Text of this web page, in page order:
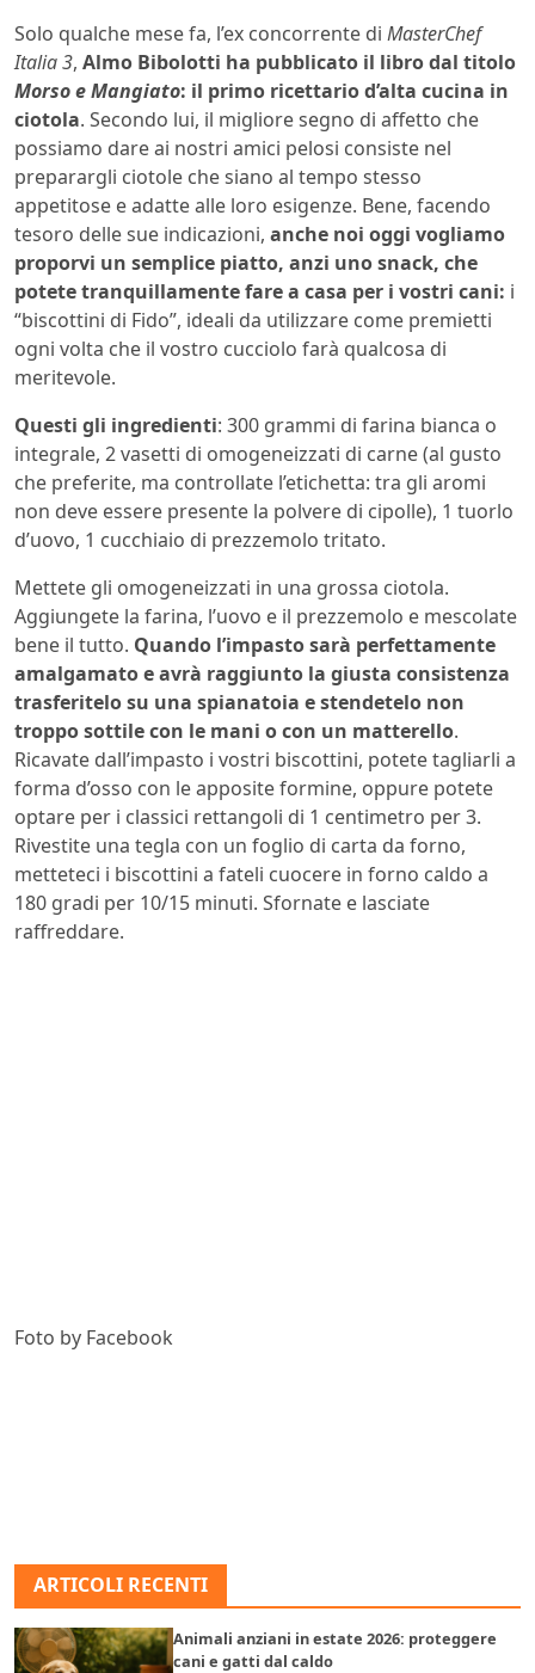
Solo qualche mese fa, l’ex concorrente di MasterChef
Italia 3, Almo Bibolotti ha pubblicato il libro dal titolo
Morso e Mangiato: il primo ricettario d’alta cucina in
ciotola. Secondo lui, il migliore segno di affetto che
possiamo dare ai nostri amici pelosi consiste nel
preparargli ciotole che siano al tempo stesso
appetitose e adatte alle loro esigenze. Bene, facendo
tesoro delle sue indicazioni, anche noi oggi vogliamo
proporvi un semplice piatto, anzi uno snack, che
potete tranquillamente fare a casa per i vostri cani: i
“biscottini di Fido”, ideali da utilizzare come premietti
ogni volta che il vostro cucciolo farà qualcosa di
meritevole.
Questi gli ingredienti: 300 grammi di farina bianca o
integrale, 2 vasetti di omogeneizzati di carne (al gusto
che preferite, ma controllate l’etichetta: tra gli aromi
non deve essere presente la polvere di cipolle), 1 tuorlo
d’uovo, 1 cucchiaio di prezzemolo tritato.
Mettete gli omogeneizzati in una grossa ciotola.
Aggiungete la farina, l’uovo e il prezzemolo e mescolate
bene il tutto. Quando l’impasto sarà perfettamente
amalgamato e avrà raggiunto la giusta consistenza
trasferitelo su una spianatoia e stendetelo non
troppo sottile con le mani o con un matterello.
Ricavate dall’impasto i vostri biscottini, potete tagliarli a
forma d’osso con le apposite formine, oppure potete
optare per i classici rettangoli di 1 centimetro per 3.
Rivestite una tegla con un foglio di carta da forno,
metteteci i biscottini a fateli cuocere in forno caldo a
180 gradi per 10/15 minuti. Sfornate e lasciate
raffreddare.
Foto by Facebook
ARTICOLI RECENTI
Animali anziani in estate 2026: proteggere
cani e gatti dal caldo